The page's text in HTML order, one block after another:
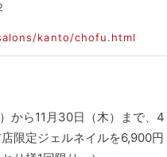
kanto/chofu.html
から11月30日（木）まで、4
限定ジェルネイルを6,900円